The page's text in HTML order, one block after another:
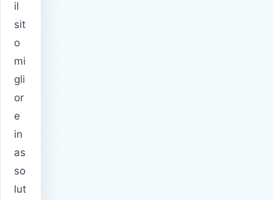
il
sit
o
mi
gli
or
e
in
as
so
lut